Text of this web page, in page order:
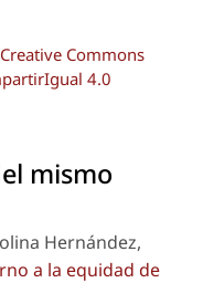
Commons
4.0
mismo
Hernández,
a la equidad de